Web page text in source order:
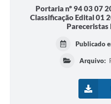
Portaria nº 94 03 07
Classificação Edital 01
Pareceristas
Publicado
Arquivo: